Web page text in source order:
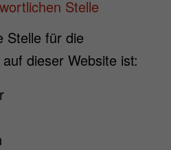
Stelle
Stelle für die
dieser Website ist: